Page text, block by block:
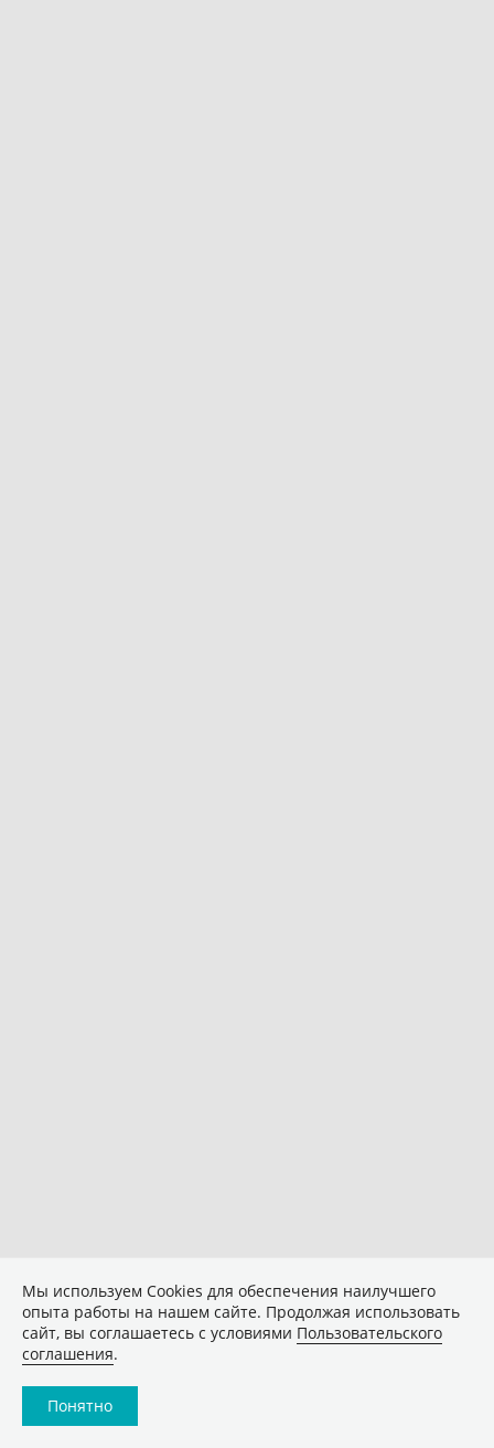
Мы используем Сookies для обеспечения наилучшего
опыта работы на нашем сайте. Продолжая использовать
сайт, вы соглашаетесь с условиями Пользовательского
соглашения.
Понятно